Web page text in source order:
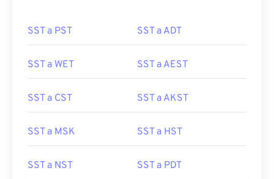
SST a PST SST a ADT
SST a WET SST a AEST
SST a CST SST a AKST
SST a MSK SST a HST
SST a NST SST a PDT